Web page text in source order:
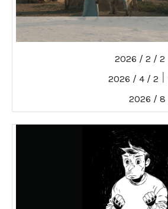
2 / 2 / 2026
2 / 4 / 2026